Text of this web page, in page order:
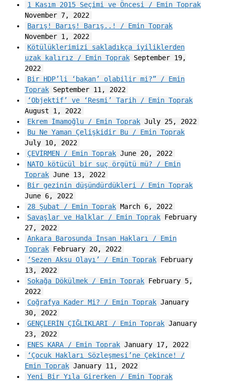
1 Kasım 2015 Seçimi ve Öncesi / Emin Toprak
November 7, 2022
Barış! Barış! Barış..! / Emin Toprak
November 1, 2022
Kötülüklerimizi sakladıkça iyiliklerden
uzak kalırız / Emin ToprakSeptember 19,
2022
Bir HDP’li ‘bakan’ olabilir mi?” / Emin
ToprakSeptember 11, 2022
‘Objektif’ ve ‘Resmi’ Tarih / Emin Toprak
August 1, 2022
Ekrem İmamoğlu / Emin Toprak July 25, 2022
Bu Ne Yaman Çelişkidir Bu / Emin Toprak
July 10, 2022
ÇEVİRMEN / Emin Toprak June 20, 2022
NATO kötücül bir suç örgütü mü? / Emin
ToprakJune 13, 2022
Bir gezinin düşündürdükleri / Emin Toprak
June 6, 2022
28 Şubat / Emin Toprak March 6, 2022
Savaşlar ve Halklar / Emin Toprak February
27, 2022
Ankara Barosunda İnsan Hakları / Emin
ToprakFebruary 20, 2022
‘Sezen Aksu Olayı’ / Emin Toprak February
13, 2022
Sokağa Dökülmek / Emin Toprak February 5,
2022
Coğrafya Kader Mi? / Emin Toprak January
30, 2022
GENÇLERİN ÇIĞLIKLARI / Emin Toprak January
23, 2022
ENES KARA / Emin Toprak January 17, 2022
‘Çocuk Hakları Sözleşmesi’ne Çekince! /
Emin ToprakJanuary 11, 2022
Yeni Bir Yıla Girerken / Emin Toprak